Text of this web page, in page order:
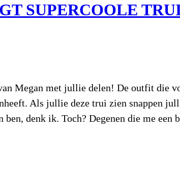
SUPERCOOLE
Megan met jullie delen! De outfit die
Als jullie deze trui zien snappen
denk ik. Toch? Degenen die me een